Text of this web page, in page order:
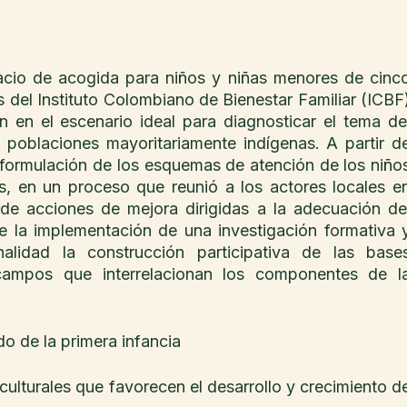
de acogida para niños y niñas menores de
Instituto Colombiano de Bienestar Familiar
en el escenario ideal para diagnosticar el tema
mayoritariamente indígenas. A partir
de los esquemas de atención de los
en un proceso que reunió a los actores locales
acciones de mejora dirigidas a la adecuación
la implementación de una investigación formativa
la construcción participativa de las
que interrelacionan los componentes de
de la primera infancia
que favorecen el desarrollo y crecimiento